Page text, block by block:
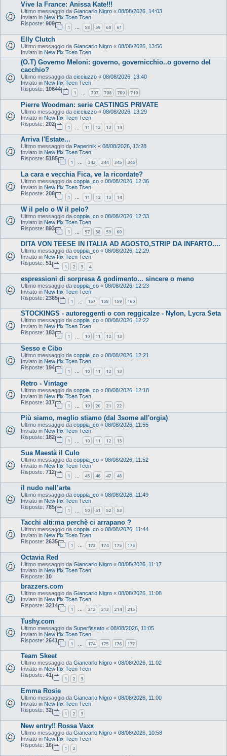
Vive la France: Anissa Kate!!!
Ultimo messaggio da Giancarlo Nigro « 08/08/2026, 14:03
Inviato in New Ifix Tcen Tcen
Risposte: 909
1 … 58 59 60 61
Elly Clutch
Ultimo messaggio da Giancarlo Nigro « 08/08/2026, 13:56
Inviato in New Ifix Tcen Tcen
(O.T) Governo Meloni: governo, governicchio..o governo del
cacchio?
Ultimo messaggio da cicciuzzo « 08/08/2026, 13:40
Inviato in New Ifix Tcen Tcen
Risposte: 10644
1 … 707 708 709 710
Pierre Woodman: serie CASTINGS PRIVATE
Ultimo messaggio da cicciuzzo « 08/08/2026, 13:29
Inviato in New Ifix Tcen Tcen
Risposte: 202
1 11 12 13 14
Arriva l'Estate...
Ultimo messaggio da Paperinik « 08/08/2026, 13:28
Inviato in New Ifix Tcen Tcen
Risposte: 5185
1 … 343 344 345 346
La cara e vecchia Fica, ve la ricordate?
Ultimo messaggio da coppia_co « 08/08/2026, 12:36
Inviato in New Ifix Tcen Tcen
Risposte: 208
1 … 11 12 13 14
W il pelo o W il pelo?
Ultimo messaggio da coppia_co « 08/08/2026, 12:33
Inviato in New Ifix Tcen Tcen
Risposte: 893
1 57 58 59 60
DITA VON TEESE IN ITALIA AD AGOSTO,STRIP DA INFARTO....
Ultimo messaggio da coppia_co « 08/08/2026, 12:29
Inviato in New Ifix Tcen Tcen
Risposte: 51
1 2 3 4
espressioni di sorpresa & godimento... sincere o meno
Ultimo messaggio da coppia_co « 08/08/2026, 12:23
Inviato in New Ifix Tcen Tcen
Risposte: 2385
1 157 158 159 160
STOCKINGS - autoreggenti o con reggicalze - Nylon, Lycra Seta
Ultimo messaggio da coppia_co « 08/08/2026, 12:22
Inviato in New Ifix Tcen Tcen
Risposte: 183
1 10 11 12 13
Sesso e Cibo
Ultimo messaggio da coppia_co « 08/08/2026, 12:21
Inviato in New Ifix Tcen Tcen
Risposte: 194
1 … 10 11 12 13
Retro - Vintage
Ultimo messaggio da coppia_co « 08/08/2026, 12:18
Inviato in New Ifix Tcen Tcen
Risposte: 317
1 19 20 21 22
Più siamo, meglio stiamo (dal 3some all'orgia)
Ultimo messaggio da coppia_co « 08/08/2026, 11:55
Inviato in New Ifix Tcen Tcen
Risposte: 182
1 … 10 11 12 13
Sua Maestà il Culo
Ultimo messaggio da coppia_co « 08/08/2026, 11:52
Inviato in New Ifix Tcen Tcen
Risposte: 712
1 … 45 46 47 48
il nudo nell’arte
Ultimo messaggio da coppia_co « 08/08/2026, 11:49
Inviato in New Ifix Tcen Tcen
Risposte: 785
1 50 51 52 53
Tacchi alti:ma perchè ci arrapano ?
Ultimo messaggio da coppia_co « 08/08/2026, 11:44
Inviato in New Ifix Tcen Tcen
Risposte: 2635
1 … 173 174 175 176
Octavia Red
Ultimo messaggio da Giancarlo Nigro « 08/08/2026, 11:17
Inviato in New Ifix Tcen Tcen
Risposte: 10
brazzers.com
Ultimo messaggio da Giancarlo Nigro « 08/08/2026, 11:08
Inviato in New Ifix Tcen Tcen
Risposte: 3214
1 … 212 213 214 215
Tushy.com
Ultimo messaggio da Superfissato « 08/08/2026, 11:05
Inviato in New Ifix Tcen Tcen
Risposte: 2641
1 174 175 176 177
Team Skeet
Ultimo messaggio da Giancarlo Nigro « 08/08/2026, 11:02
Inviato in New Ifix Tcen Tcen
Risposte: 41
1 2 3
Emma Rosie
Ultimo messaggio da Giancarlo Nigro « 08/08/2026, 11:00
Inviato in New Ifix Tcen Tcen
Risposte: 32
1 2 3
New entry!! Rossa Vaxx
Ultimo messaggio da Giancarlo Nigro « 08/08/2026, 10:58
Inviato in New Ifix Tcen Tcen
Risposte: 16
1 2